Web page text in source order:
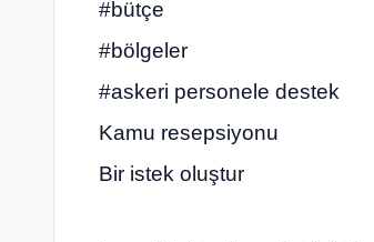
#bütçe
#bölgeler
#askeri personele destek
Kamu resepsiyonu
Bir istek oluştur